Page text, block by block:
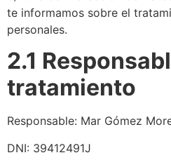
te informamos sobre el
personales.
2.1
tratamiento
Responsable: Mar Gómez
DNI: 39412491J